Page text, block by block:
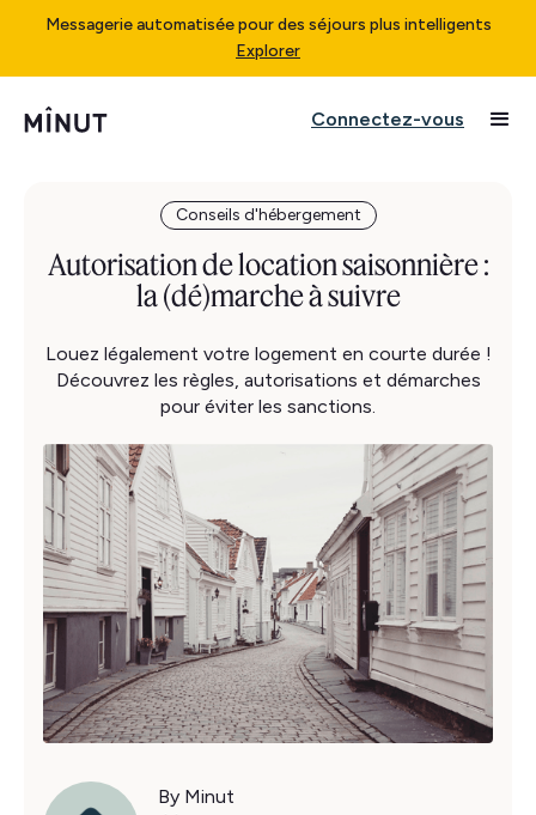
Messagerie automatisée pour des séjours plus intelligents
Explorer
Connectez-vous
Conseils d'hébergement
Autorisation de location saisonnière :
la (dé)marche à suivre
Louez légalement votre logement en courte durée !
Découvrez les règles, autorisations et démarches
pour éviter les sanctions.
By Minut